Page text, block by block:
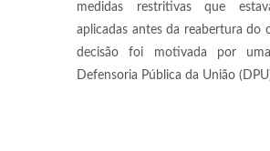
medidas restritivas que
aplicadas antes da reabertura do
decisão foi motivada por
Defensoria Pública da União